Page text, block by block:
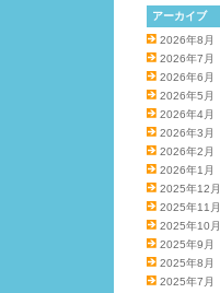
アーカイブ
2026年8月
2026年7月
2026年6月
2026年5月
2026年4月
2026年3月
2026年2月
2026年1月
2025年12月
2025年11月
2025年10月
2025年9月
2025年8月
2025年7月